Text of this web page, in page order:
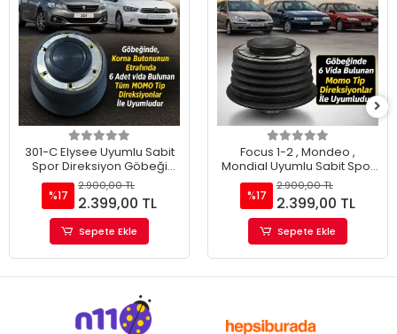
301-C Elysee Uyumlu Sabit
Spor Direksiyon Göbeği
Momo Tip
%17
2.900,00 TL
2.399,00 TL
Sepete Ekle
Focus 1-2 , Mondeo ,
Mondial Uyumlu Sabit Spor
Direksiyon Göbeği Momo
Tip
%17
2.900,00 TL
2.399,00 TL
Sepete Ekle